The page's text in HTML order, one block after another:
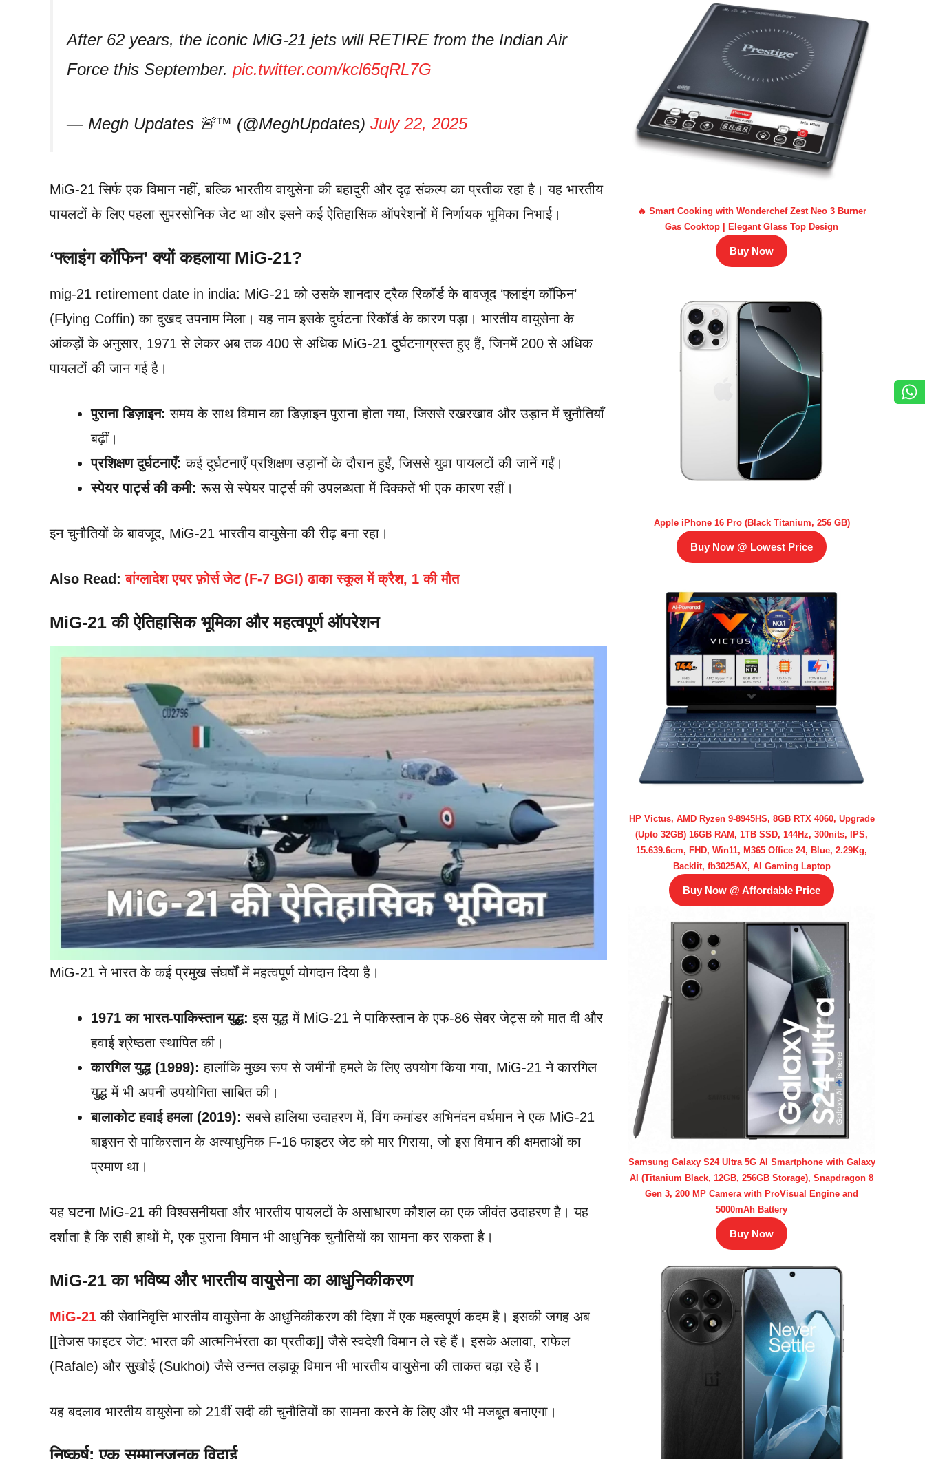
After 62 years, the iconic MiG-21 jets will RETIRE from the Indian Air
Force this September. pic.twitter.com/kcl65qRL7G
— Megh Updates 🚨™ (@MeghUpdates) July 22, 2025
MiG-21 सिर्फ एक विमान नहीं, बल्कि भारतीय वायुसेना की बहादुरी और दृढ़ संकल्प का प्रतीक रहा है। यह भारतीय
पायलटों के लिए पहला सुपरसोनिक जेट था और इसने कई ऐतिहासिक ऑपरेशनों में निर्णायक भूमिका निभाई।
‘फ्लाइंग कॉफिन’ क्यों कहलाया MiG-21?
mig-21 retirement date in india: MiG-21 को उसके शानदार ट्रैक रिकॉर्ड के बावजूद ‘फ्लाइंग कॉफिन’
(Flying Coffin) का दुखद उपनाम मिला। यह नाम इसके दुर्घटना रिकॉर्ड के कारण पड़ा। भारतीय वायुसेना के
आंकड़ों के अनुसार, 1971 से लेकर अब तक 400 से अधिक MiG-21 दुर्घटनाग्रस्त हुए हैं, जिनमें 200 से अधिक
पायलटों की जान गई है।
पुराना डिज़ाइन: समय के साथ विमान का डिज़ाइन पुराना होता गया, जिससे रखरखाव और उड़ान में चुनौतियाँ
बढ़ीं।
प्रशिक्षण दुर्घटनाएँ: कई दुर्घटनाएँ प्रशिक्षण उड़ानों के दौरान हुईं, जिससे युवा पायलटों की जानें गईं।
स्पेयर पार्ट्स की कमी: रूस से स्पेयर पार्ट्स की उपलब्धता में दिक्कतें भी एक कारण रहीं।
इन चुनौतियों के बावजूद, MiG-21 भारतीय वायुसेना की रीढ़ बना रहा।
Also Read:बांग्लादेश एयर फ़ोर्स जेट (F-7 BGI) ढाका स्कूल में क्रैश, 1 की मौत
MiG-21 की ऐतिहासिक भूमिका और महत्वपूर्ण ऑपरेशन
MiG-21 ने भारत के कई प्रमुख संघर्षों में महत्वपूर्ण योगदान दिया है।
1971 का भारत-पाकिस्तान युद्ध: इस युद्ध में MiG-21 ने पाकिस्तान के एफ-86 सेबर जेट्स को मात दी और
हवाई श्रेष्ठता स्थापित की।
कारगिल युद्ध (1999): हालांकि मुख्य रूप से जमीनी हमले के लिए उपयोग किया गया, MiG-21 ने कारगिल
युद्ध में भी अपनी उपयोगिता साबित की।
बालाकोट हवाई हमला (2019): सबसे हालिया उदाहरण में, विंग कमांडर अभिनंदन वर्धमान ने एक MiG-21
बाइसन से पाकिस्तान के अत्याधुनिक F-16 फाइटर जेट को मार गिराया, जो इस विमान की क्षमताओं का
प्रमाण था।
यह घटना MiG-21 की विश्वसनीयता और भारतीय पायलटों के असाधारण कौशल का एक जीवंत उदाहरण है। यह
दर्शाता है कि सही हाथों में, एक पुराना विमान भी आधुनिक चुनौतियों का सामना कर सकता है।
MiG-21 का भविष्य और भारतीय वायुसेना का आधुनिकीकरण
MiG-21 की सेवानिवृत्ति भारतीय वायुसेना के आधुनिकीकरण की दिशा में एक महत्वपूर्ण कदम है। इसकी जगह अब
[[तेजस फाइटर जेट: भारत की आत्मनिर्भरता का प्रतीक]] जैसे स्वदेशी विमान ले रहे हैं। इसके अलावा, राफेल
(Rafale) और सुखोई (Sukhoi) जैसे उन्नत लड़ाकू विमान भी भारतीय वायुसेना की ताकत बढ़ा रहे हैं।
यह बदलाव भारतीय वायुसेना को 21वीं सदी की चुनौतियों का सामना करने के लिए और भी मजबूत बनाएगा।
निष्कर्ष: एक सम्मानजनक विदाई
🔥 Smart Cooking with Wonderchef Zest Neo 3 Burner
Gas Cooktop | Elegant Glass Top Design
Buy Now
Apple iPhone 16 Pro (Black Titanium, 256 GB)
Buy Now @ Lowest Price
HP Victus, AMD Ryzen 9-8945HS, 8GB RTX 4060, Upgrade
(Upto 32GB) 16GB RAM, 1TB SSD, 144Hz, 300nits, IPS,
15.639.6cm, FHD, Win11, M365 Office 24, Blue, 2.29Kg,
Backlit, fb3025AX, AI Gaming Laptop
Buy Now @ Affordable Price
Samsung Galaxy S24 Ultra 5G AI Smartphone with Galaxy
AI (Titanium Black, 12GB, 256GB Storage), Snapdragon 8
Gen 3, 200 MP Camera with ProVisual Engine and
5000mAh Battery
Buy Now